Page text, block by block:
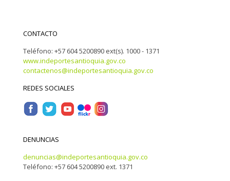
CONTACTO
Teléfono: +57 604 5200890 ext(s). 1000 - 1371
www.indeportesantioquia.gov.co
contactenos@indeportesantioquia.gov.co
REDES SOCIALES
DENUNCIAS
denuncias@indeportesantioquia.gov.co
Teléfono: +57 604 5200890 ext. 1371